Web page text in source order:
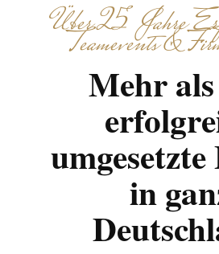
Über 25 Jahre
Teamevents &
Mehr
in